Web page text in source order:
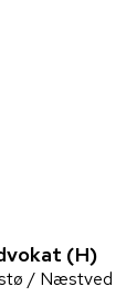
(H)
/ Næstved